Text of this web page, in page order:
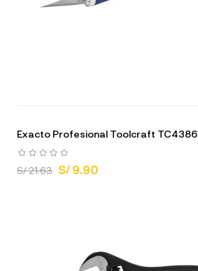
Exacto Profesional Toolcraft TC4386
S/ 21.63 S/ 9.90